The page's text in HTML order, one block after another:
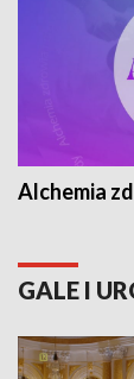
Alchemia
GALE I